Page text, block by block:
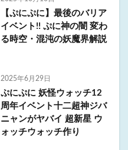
【ぷにぷに】最後のバリア
イベント!! ぷに神の闇 変わ
る時空・混沌の妖魔界解説
2025年6月29日
ぷにぷに 妖怪ウォッチ12
周年イベント十二超神ジバ
ニャンがヤバイ 超新星 ウ
ォッチウォッチ作り